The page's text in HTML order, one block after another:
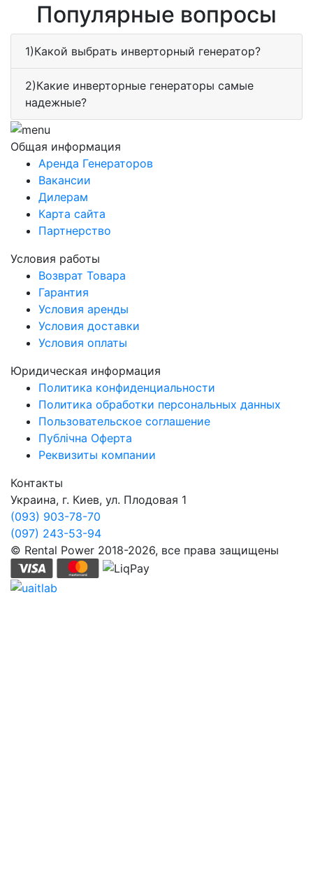
Популярные вопросы
1)Какой выбрать инверторный генератор?
2)Какие инверторные генераторы самые
надежные?
Общая информация
Аренда Генераторов
Вакансии
Дилерам
Карта сайта
Партнерство
Условия работы
Возврат Товара
Гарантия
Условия аренды
Условия доставки
Условия оплаты
Юридическая информация
Политика конфиденциальности
Политика обработки персональных данных
Пользовательское соглашение
Публічна Оферта
Реквизиты компании
Контакты
Украина, г. Киев, ул. Плодовая 1
(093) 903-78-70
(097) 243-53-94
© Rental Power 2018-2026, все права защищены